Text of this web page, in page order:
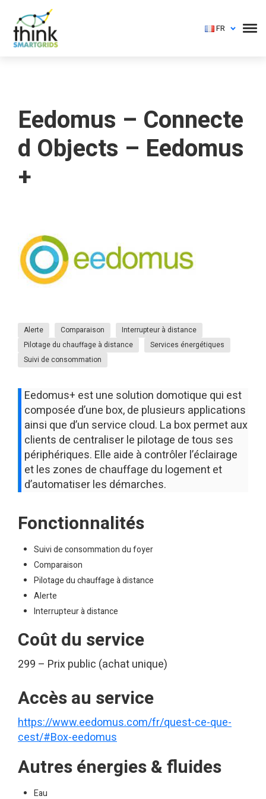
FR
Eedomus – Connecte
d Objects – Eedomus
+
Alerte Comparaison
Interrupteur à distance
Pilotage du chauffage à distance
Services énergétiques
Suivi de consommation
Eedomus+ est une solution domotique qui est
composée d’une box, de plusieurs applications
ainsi que d’un service cloud. La box permet aux
clients de centraliser le pilotage de tous ses
périphériques. Elle aide à contrôler l’éclairage
et les zones de chauffage du logement et
d’automatiser les démarches.
Fonctionnalités
Suivi de consommation du foyer
Comparaison
Pilotage du chauffage à distance
Alerte
Interrupteur à distance
Coût du service
299 – Prix public (achat unique)
Accès au service
https://www.eedomus.com/fr/quest-ce-que-
cest/#Box-eedomus
Autres énergies & fluides
Eau